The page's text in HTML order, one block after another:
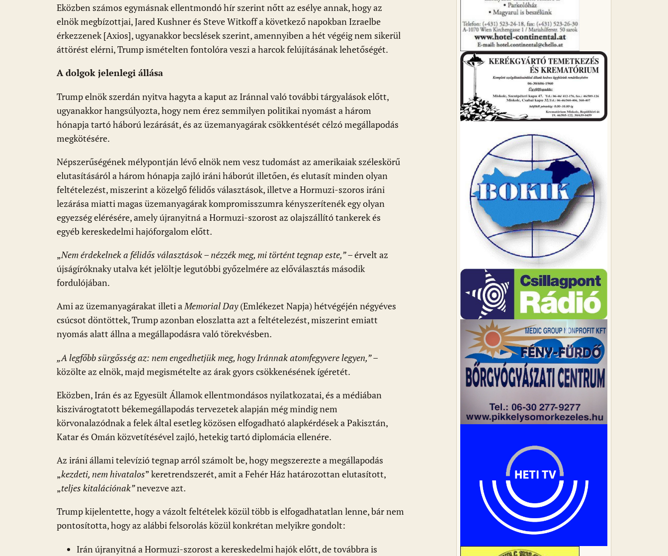
Eközben számos egymásnak ellentmondó hír szerint nőtt az esélye annak, hogy az
elnök megbízottjai, Jared Kushner és Steve Witkoff a következő napokban Izraelbe
érkezzenek [Axios], ugyanakkor becslések szerint, amennyiben a hét végéig nem sikerül
áttörést elérni, Trump ismételten fontolóra veszi a harcok felújításának lehetőségét.
A dolgok jelenlegi állása
Trump elnök szerdán nyitva hagyta a kaput az Iránnal való további tárgyalások előtt,
ugyanakkor hangsúlyozta, hogy nem érez semmilyen politikai nyomást a három
hónapja tartó háború lezárását, és az üzemanyagárak csökkentését célzó megállapodás
megkötésére.
Népszerűségének mélypontján lévő elnök nem vesz tudomást az amerikaiak széleskörű
elutasításáról a három hónapja zajló iráni háborút illetően, és elutasít minden olyan
feltételezést, miszerint a közelgő félidős választások, illetve a Hormuzi-szoros iráni
lezárása miatti magas üzemanyagárak kompromisszumra kényszerítenék egy olyan
egyezség elérésére, amely újranyitná a Hormuzi-szorost az olajszállító tankerek és
egyéb kereskedelmi hajóforgalom előtt.
„Nem érdekelnek a félidős választások – nézzék meg, mi történt tegnap este,”– érvelt az
újságíróknaky utalva két jelöltje legutóbbi győzelmére az előválasztás második
fordulójában.
Ami az üzemanyagárakat illeti aMemorial Day(Emlékezet Napja) hétvégéjén négyéves
csúcsot döntöttek, Trump azonban eloszlatta azt a feltételezést, miszerint emiatt
nyomás alatt állna a megállapodásra való törekvésben.
„A legfőbb sürgősség az: nem engedhetjük meg, hogy Iránnak atomfegyvere legyen,”–
közölte az elnök, majd megismételte az árak gyors csökkenésének ígéretét.
Eközben, Irán és az Egyesült Államok ellentmondásos nyilatkozatai, és a médiában
kiszivárogtatott békemegállapodás tervezetek alapján még mindig nem
körvonalazódnak a felek által esetleg közösen elfogadható alapkérdések a Pakisztán,
Katar és Omán közvetítésével zajló, hetekig tartó diplomácia ellenére.
Az iráni állami televízió tegnap arról számolt be, hogy megszerezte a megállapodás
„kezdeti, nemhivatalos” keretrendszerét, amit a Fehér Ház határozottan elutasított,
„teljes kitalációnak”nevezve azt.
Trump kijelentette, hogy a vázolt feltételek közül több is elfogadhatatlan lenne, bár nem
pontosította, hogy az alábbi felsorolás közül konkrétan melyikre gondolt:
Irán újranyitná a Hormuzi-szorost a kereskedelmi hajók előtt, de továbbra is